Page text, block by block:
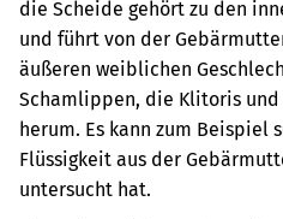
die Scheide gehört zu den
und führt von der
äußeren weiblichen
Schamlippen, die Klitoris
herum. Es kann zum Beispiel
Flüssigkeit aus der
untersucht hat.